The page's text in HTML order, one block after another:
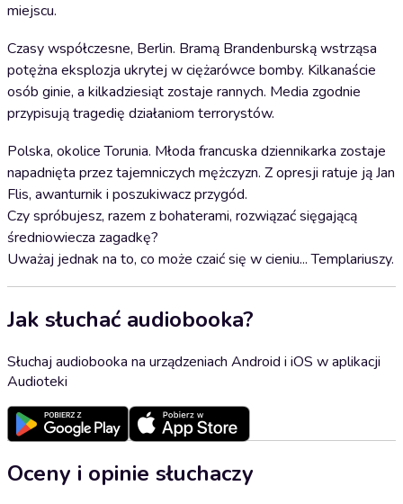
miejscu.
Czasy współczesne, Berlin. Bramą Brandenburską wstrząsa
potężna eksplozja ukrytej w ciężarówce bomby. Kilkanaście
osób ginie, a kilkadziesiąt zostaje rannych. Media zgodnie
przypisują tragedię działaniom terrorystów.
Polska, okolice Torunia. Młoda francuska dziennikarka zostaje
napadnięta przez tajemniczych mężczyzn. Z opresji ratuje ją Jan
Flis, awanturnik i poszukiwacz przygód.
Czy spróbujesz, razem z bohaterami, rozwiązać sięgającą
średniowiecza zagadkę?
Uważaj jednak na to, co może czaić się w cieniu... Templariuszy.
Jak słuchać audiobooka?
Słuchaj audiobooka na urządzeniach Android i iOS w aplikacji
Audioteki
Oceny i opinie słuchaczy